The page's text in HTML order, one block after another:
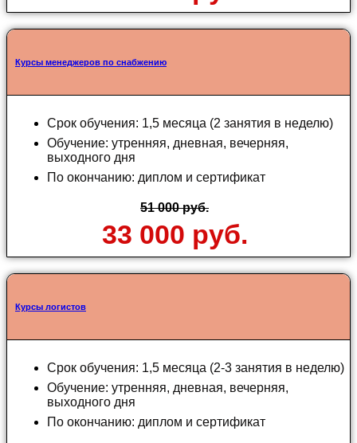
Курсы менеджеров по снабжению
Срок обучения: 1,5 месяца (2 занятия в неделю)
Обучение: утренняя, дневная, вечерняя,
выходного дня
По окончанию: диплом и сертификат
51 000 руб.
33 000 руб.
Курсы логистов
Срок обучения: 1,5 месяца (2-3 занятия в неделю)
Обучение: утренняя, дневная, вечерняя,
выходного дня
По окончанию: диплом и сертификат